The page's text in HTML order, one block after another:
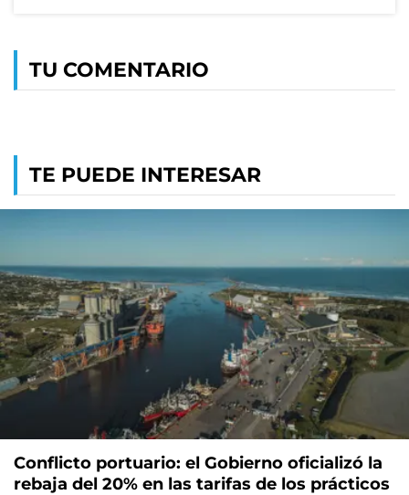
TU COMENTARIO
TE PUEDE INTERESAR
Conflicto portuario: el Gobierno oficializó la
rebaja del 20% en las tarifas de los prácticos